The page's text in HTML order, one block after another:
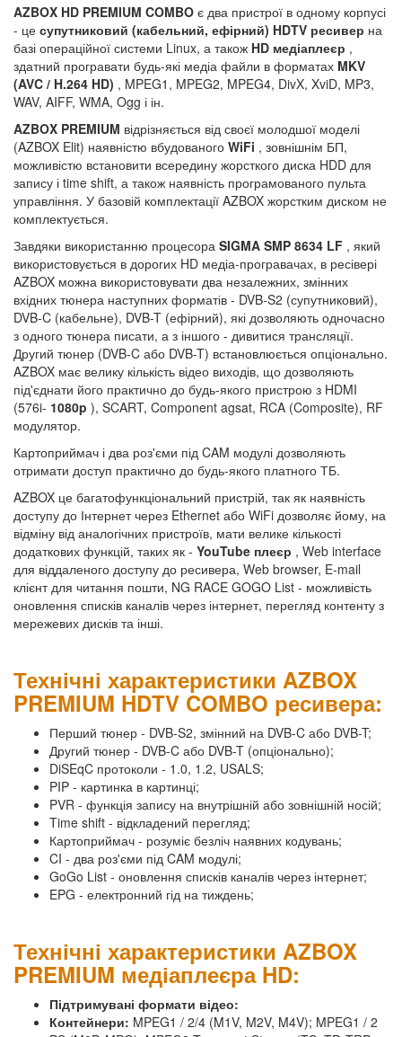
AZBOX HD PREMIUM COMBO є два пристрої в одному корпусі
- це супутниковий (кабельний, ефірний) HDTV ресивер на
базі операційної системи Linux, а також HD медіаплеєр ,
здатний програвати будь-які медіа файли в форматах MKV
(AVC / H.264 HD) , MPEG1, MPEG2, MPEG4, DivX, XviD, MP3,
WAV, AIFF, WMA, Ogg і ін.
AZBOX PREMIUM відрізняється від своєї молодшої моделі
(AZBOX Elit) наявністю вбудованого WiFi , зовнішнім БП,
можливістю встановити всередину жорсткого диска HDD для
запису і time shift, а також наявність програмованого пульта
управління. У базовій комплектації AZBOX жорстким диском не
комплектується.
Завдяки використанню процесора SIGMA SMP 8634 LF , який
використовується в дорогих HD медіа-програвачах, в ресівері
AZBOX можна використовувати два незалежних, змінних
вхідних тюнера наступних форматів - DVB-S2 (супутниковий),
DVB-C (кабельне), DVB-T (ефірний), які дозволяють одночасно
з одного тюнера писати, а з іншого - дивитися трансляції.
Другий тюнер (DVB-C або DVB-T) встановлюється опціонально.
AZBOX має велику кількість відео виходів, що дозволяють
під'єднати його практично до будь-якого пристрою з HDMI
(576i- 1080p ), SCART, Component agsat, RCA (Composite), RF
модулятор.
Картоприймач і два роз'єми під CAM модулі дозволяють
отримати доступ практично до будь-якого платного ТБ.
AZBOX це багатофункціональний пристрій, так як наявність
доступу до Інтернет через Ethernet або WiFi дозволяє йому, на
відміну від аналогічних пристроїв, мати велике кількості
додаткових функцій, таких як - YouTube плеєр , Web interface
для віддаленого доступу до ресивера, Web browser, E-mail
клієнт для читання пошти, NG RACE GOGO List - можливість
оновлення списків каналів через інтернет, перегляд контенту з
мережевих дисків та інші.
Технічні характеристики AZBOX
PREMIUM HDTV COMBO ресивера:
Перший тюнер - DVB-S2, змінний на DVB-C або DVB-T;
Другий тюнер - DVB-C або DVB-T (опціонально);
DiSEqC протоколи - 1.0, 1.2, USALS;
PIP - картинка в картинці;
PVR - функція запису на внутрішній або зовнішній носій;
Time shift - відкладений перегляд;
Картоприймач - розуміє безліч наявних кодувань;
CI - два роз'єми під CAM модулі;
GoGo List - оновлення списків каналів через інтернет;
EPG - електронний гід на тиждень;
Технічні характеристики AZBOX
PREMIUM медіаплеєра HD:
Підтримувані формати відео:
Контейнери: MPEG1 / 2/4 (M1V, M2V, M4V); MPEG1 / 2